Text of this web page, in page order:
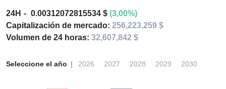
24H 0.00312072815534 $ (3,00%)
Capitalización de mercado: 256,223,259 $
Volumen de 24 horas: 32,607,842 $
Seleccione el año 2026 2027 2028 2029 2030